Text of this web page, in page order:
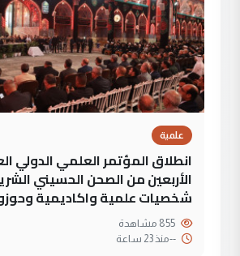
علمية
انطلاق المؤتمر العلمي الدولي
الأربعين من الصحن الحسيني
شخصيات علمية واكاديمية
--منذ 23 ساعة